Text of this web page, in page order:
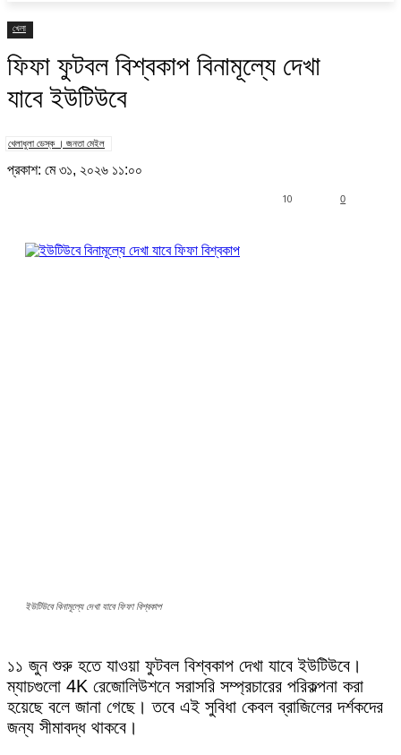
খেলা
ফিফা ফুটবল বিশ্বকাপ বিনামূল্যে দেখা
যাবে ইউটিউবে
খেলাধুলা ডেস্ক । জনতা মেইল
প্রকাশ: মে ৩১, ২০২৬ ১১:০০
0
10
ইউটিউবে বিনামূল্যে দেখা যাবে ফিফা বিশ্বকাপ
১১ জুন শুরু হতে যাওয়া ফুটবল বিশ্বকাপ দেখা যাবে ইউটিউবে।
ম্যাচগুলো 4K রেজোলিউশনে সরাসরি সম্প্রচারের পরিকল্পনা করা
হয়েছে বলে জানা গেছে। তবে এই সুবিধা কেবল ব্রাজিলের দর্শকদের
জন্য সীমাবদ্ধ থাকবে।